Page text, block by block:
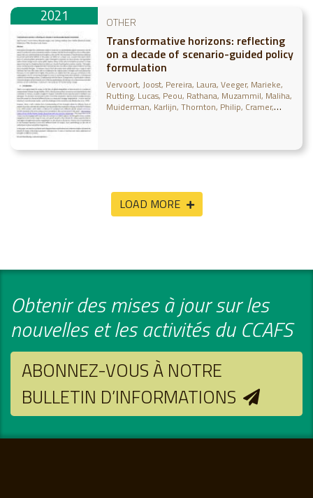
2021 OTHER
Transformative horizons: reflecting
on a decade of scenario-guided policy
formulation
Vervoort, Joost Pereira, Laura Veeger, Marieke
Rutting, Lucas Peou, Rathana Muzammil, Maliha
Muiderman, Karlijn Thornton, Philip Cramer,
LOAD MORE
Obtenir des mises à jour sur les
nouvelles et les activités du CCAFS
ABONNEZ-VOUS À NOTRE
BULLETIN D’INFORMATIONS